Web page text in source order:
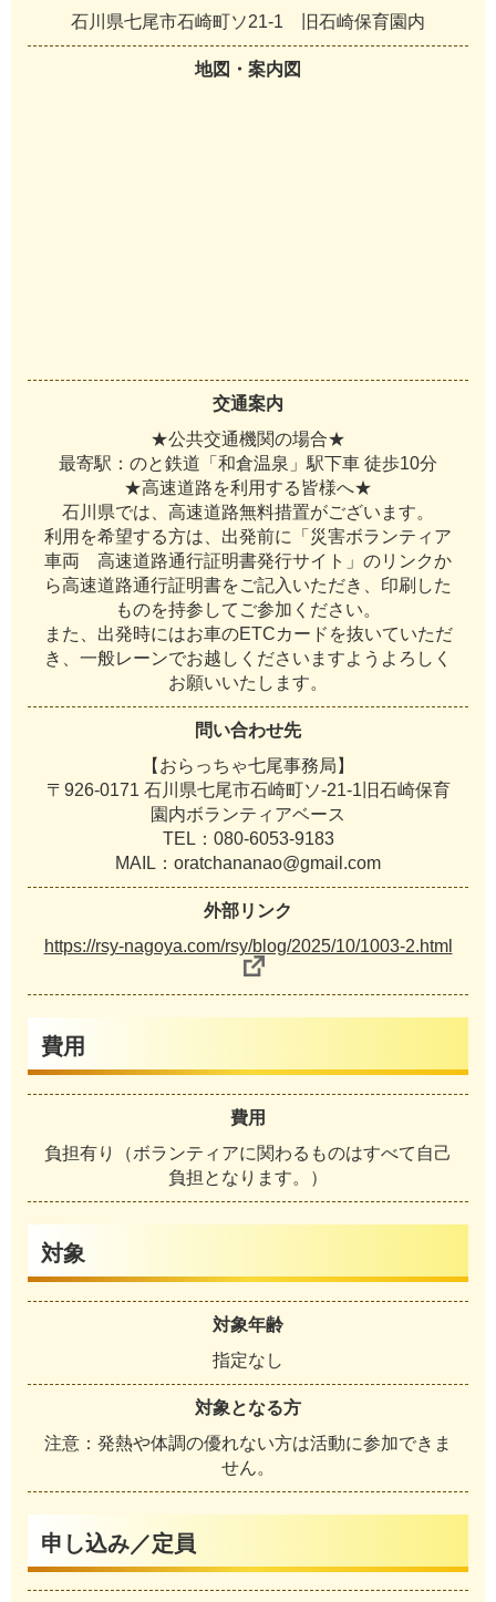
石川県七尾市石崎町ソ21-1 旧石崎保育園内
地図・案内図
交通案内
★公共交通機関の場合★
最寄駅：のと鉄道「和倉温泉」駅下車 徒歩10分
★高速道路を利用する皆様へ★
石川県では、高速道路無料措置がございます。
利用を希望する方は、出発前に「災害ボランティア
車両 高速道路通行証明書発行サイト」のリンクか
ら高速道路通行証明書をご記入いただき、印刷した
ものを持参してご参加ください。
また、出発時にはお車のETCカードを抜いていただ
き、一般レーンでお越しくださいますようよろしく
お願いいたします。
問い合わせ先
【おらっちゃ七尾事務局】
〒926-0171 石川県七尾市石崎町ソ-21-1旧石崎保育
園内ボランティアベース
TEL：080-6053-9183
MAIL：oratchananao@gmail.com
外部リンク
https://rsy-nagoya.com/rsy/blog/2025/10/1003-2.html
費用
費用
負担有り（ボランティアに関わるものはすべて自己
負担となります。）
対象
対象年齢
指定なし
対象となる方
注意：発熱や体調の優れない方は活動に参加できま
せん。
申し込み／定員